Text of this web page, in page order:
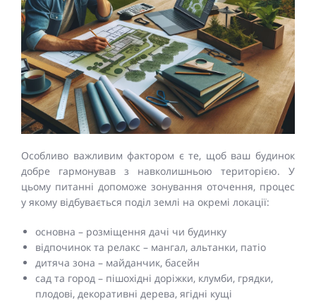
Особливо важливим фактором є те, щоб ваш будинок
добре гармонував з навколишньою територією. У
цьому питанні допоможе зонування оточення, процес
у якому відбувається поділ землі на окремі локації:
основна – розміщення дачі чи будинку
відпочинок та релакс – мангал, альтанки, патіо
дитяча зона – майданчик, басейн
сад та город – пішохідні доріжки, клумби, грядки,
плодові, декоративні дерева, ягідні кущі